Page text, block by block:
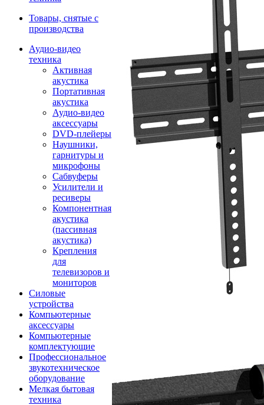
Товары, снятые с
производства
Аудио-видео
техника
Активная
акустика
Портативная
акустика
Аудио-видео
аксессуары
DVD-плейеры
Наушники,
гарнитуры и
микрофоны
Сабвуферы
Усилители и
ресиверы
Компонентная
акустика
(пассивная
акустика)
Крепления
для
телевизоров и
мониторов
Силовые
устройства
Компьютерные
аксессуары
Компьютерные
комплектующие
Профессиональное
звукотехническое
оборудование
Мелкая бытовая
техника